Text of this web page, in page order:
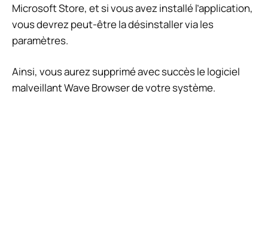
Microsoft Store, et si vous avez installé l’application,
vous devrez peut-être la désinstaller via les
paramètres.
Ainsi, vous aurez supprimé avec succès le logiciel
malveillant Wave Browser de votre système.